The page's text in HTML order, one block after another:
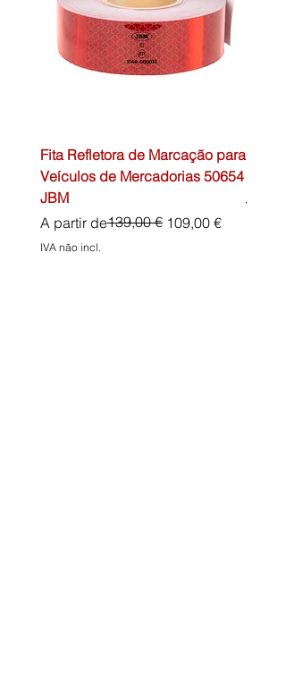
Fita Refletora de Marcação para
Veículos de Mercadorias 50654
JBM
A partir de
Preço normal139,00 € 109,00 €
Preço promocional
IVA não incl.
Preço
45,00 €